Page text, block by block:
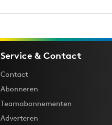
Service & Contact
Contact
Abonneren
Teamabonnementen
Adverteren